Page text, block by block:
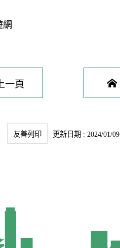
網
一頁
友善列印 更新日期 : 2024/01/09